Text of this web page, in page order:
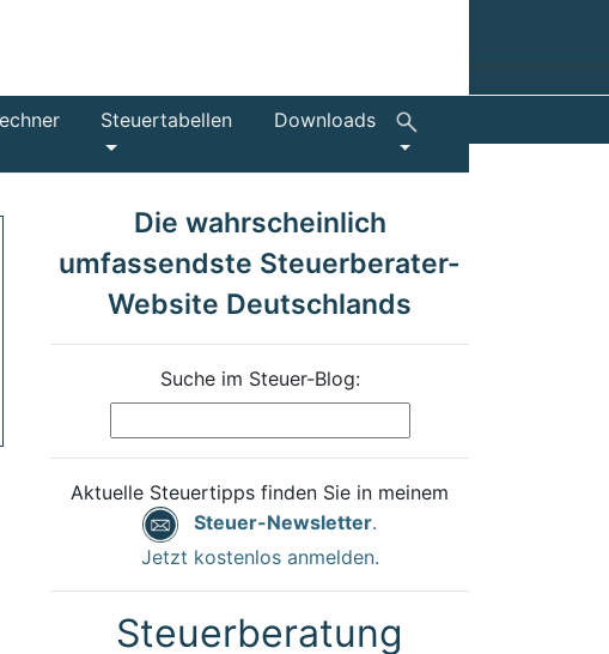
Steuertabellen Downloads
Die wahrscheinlich
umfassendste Steuerberater-
Website Deutschlands
Suche im Steuer-Blog:
Aktuelle Steuertipps finden Sie in meinem
Steuer-Newsletter.
Jetzt kostenlos anmelden.
Steuerberatung